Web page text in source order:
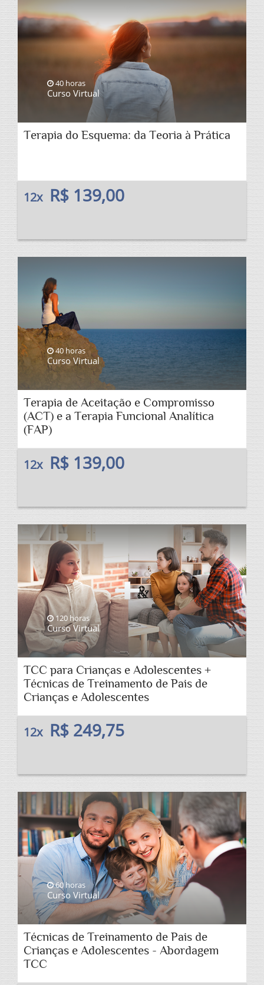
40 horas
Curso Virtual
Terapia do Esquema: da Teoria à Prática
12x R$ 139,00
40 horas
Curso Virtual
Terapia de Aceitação e Compromisso
(ACT) e a Terapia Funcional Analítica
(FAP)
12x R$ 139,00
120 horas
Curso Virtual
TCC para Crianças e Adolescentes +
Técnicas de Treinamento de Pais de
Crianças e Adolescentes
12x R$ 249,75
60 horas
Curso Virtual
Técnicas de Treinamento de Pais de
Crianças e Adolescentes - Abordagem
TCC